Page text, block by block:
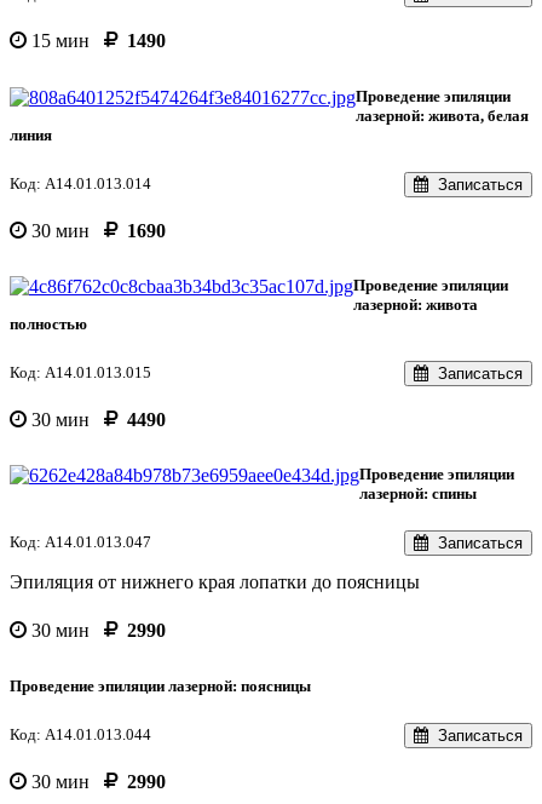
15 мин 1490
Проведение эпиляции
лазерной: живота, белая
линия
Код: A14.01.013.014 Записаться
30 мин 1690
Проведение эпиляции
лазерной: живота
полностью
Код: A14.01.013.015 Записаться
30 мин 4490
Проведение эпиляции
лазерной: спины
Код: A14.01.013.047 Записаться
Эпиляция от нижнего края лопатки до поясницы
30 мин 2990
Проведение эпиляции лазерной: поясницы
Код: A14.01.013.044 Записаться
30 мин 2990